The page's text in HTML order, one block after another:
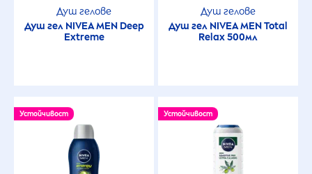
Душ гелове
Душ гел NIVEA MEN Deep
Extreme
Душ гелове
Душ гел NIVEAMENTotal
Relax 500мл
Устойчивост Устойчивост